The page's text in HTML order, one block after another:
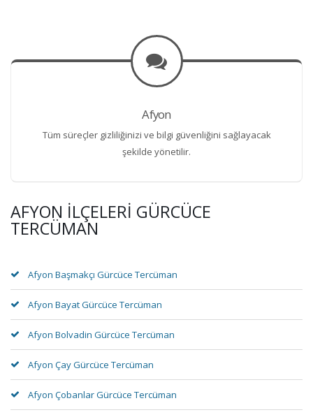
Afyon
Tüm süreçler gizliliğinizi ve bilgi güvenliğini sağlayacak
şekilde yönetilir.
AFYON İLÇELERI GÜRCÜCE
TERCÜMAN
Afyon Başmakçı Gürcüce Tercüman
Afyon Bayat Gürcüce Tercüman
Afyon Bolvadin Gürcüce Tercüman
Afyon Çay Gürcüce Tercüman
Afyon Çobanlar Gürcüce Tercüman